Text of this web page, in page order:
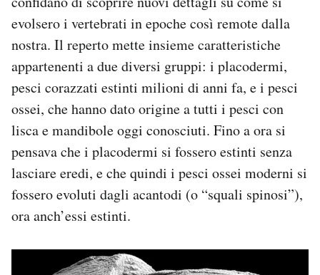
evolsero i vertebrati in epoche così remote dalla
nostra. Il reperto mette insieme caratteristiche
appartenenti a due diversi gruppi: i placodermi,
pesci corazzati estinti milioni di anni fa, e i pesci
ossei, che hanno dato origine a tutti i pesci con
lisca e mandibole oggi conosciuti. Fino a ora si
pensava che i placodermi si fossero estinti senza
lasciare eredi, e che quindi i pesci ossei moderni si
fossero evoluti dagli acantodi (o “squali spinosi”),
ora anch’essi estinti.